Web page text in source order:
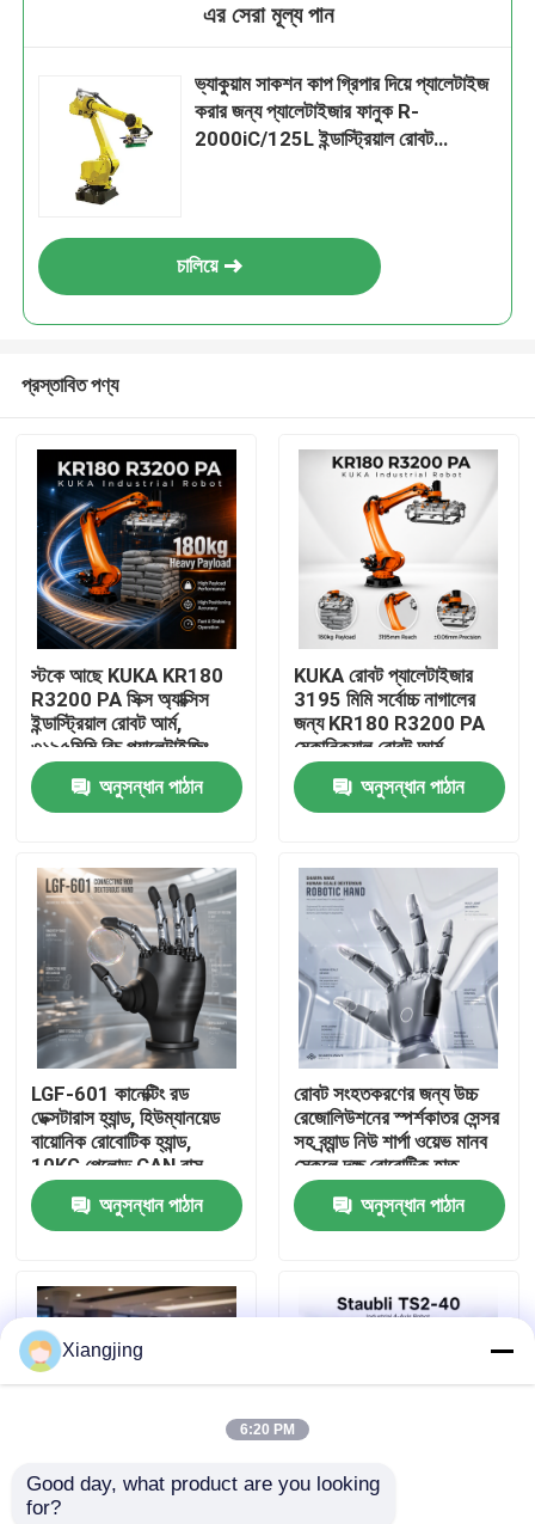
পণ্য
ভিডিও
আমাদের সম্পর্কে
কারখানা ভ্রমণ
মান নিয়ন্ত্রণ
আমাদের সাথে যোগাযোগ
ব্লগ
শিল্প রোবট হাত
এর সেরা মূল্য পান
ভ্যাকুয়াম সাকশন কাপ গ্রিপার দিয়ে প্যালেটাইজ
করার জন্য প্যালেটাইজার ফানুক R-
2000iC/125L ইন্ডাস্ট্রিয়াল রোবট
চালিয়ে
প্রস্তাবিত পণ্য
স্টকে আছে KUKA KR180
R3200 PA সিক্স অ্যাক্সিস
ইন্ডাস্ট্রিয়াল রোবট আর্ম,
৩১৯৫মিমি রিচ প্যালেটাইজিং
হ্যান্ডলিং রোবোটিক আর্ম
অনুসন্ধান পাঠান
KUKA রোবট প্যালেটাইজার
3195 মিমি সর্বোচ্চ নাগালের
জন্য KR180 R3200 PA
মেকানিক্যাল রোবট আর্ম
অনুসন্ধান পাঠান
LGF-601 কানেক্টিং রড
ডেক্সটারাস হ্যান্ড, হিউম্যানয়েড
বায়োনিক রোবোটিক হ্যান্ড,
10KG পেলোড CAN বাস
রোবট এন্ড ইফেক্টর গ্রিপার
অনুসন্ধান পাঠান
রোবট সংহতকরণের জন্য উচ্চ
রেজোলিউশনের স্পর্শকাতর সেন্সর
সহ ব্র্যান্ড নিউ শার্পা ওয়েভ মানব
স্কেলে দক্ষ রোবোটিক হাত
অনুসন্ধান পাঠান
এআই হিউম্যানোইডার রোবট
Xiangjing
6:20 PM
Good day, what product are you looking
for?